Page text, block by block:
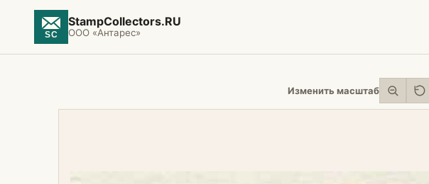
StampCollectors.RU
ООО «Антарес»
Изменить масштаб